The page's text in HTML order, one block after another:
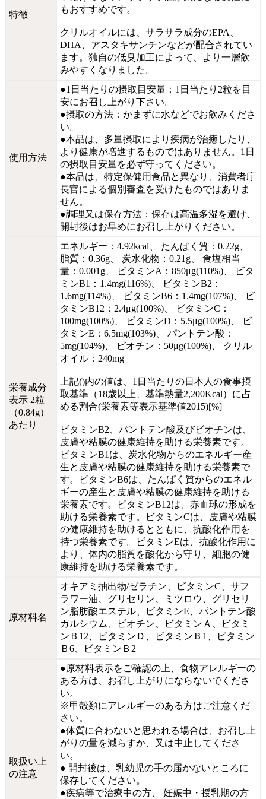
特徴
もおすすめです。
クリルオイルには、サラサラ成分のEPA、
DHA、アスタキサンチンなどが配合されてい
ます。独自の低臭加工によって、より一層飲
みやすくなりました。
使用方法
●1日当たりの摂取目安量：1日当たり2粒を目
安にお召し上がり下さい。
●摂取の方法：かまずに水などでお飲みくださ
い。
●本品は、多量摂取により疾病が治癒したり、
より健康が増進するものではありません。1日
の摂取目安量を必ず守ってください。
●本品は、特定保健用食品と異なり、消費者庁
長官による個別審査を受けたものではありま
せん。
●調理又は保存方法：保存は高温多湿を避け、
開封後はお早めにお召し上がりください。
栄養成分
表示 2粒
（0.84g）
あたり
エネルギー：4.92kcal、 たんぱく質：0.22g、
脂質：0.36g、 炭水化物：0.21g、 食塩相当
量：0.001g、 ビタミンA：850μg(110%)、 ビタ
ミンB1：1.4mg(116%)、 ビタミンB2：
1.6mg(114%)、 ビタミンB6：1.4mg(107%)、 ビ
タミンB12：2.4μg(100%)、 ビタミンC：
100mg(100%)、 ビタミンD：5.5μg(100%)、 ビ
タミンE：6.5mg(103%)、 パントテン酸：
5mg(104%)、 ビオチン：50μg(100%)、 クリル
オイル：240mg
上記()内の値は、1日当たりの日本人の食事摂
取基準（18歳以上、基準熱量2,200Kcal）に占
める割合(栄養素等表示基準値2015)[%]
ビタミンB2、パントテン酸及びビオチンは、
皮膚や粘膜の健康維持を助ける栄養素です。
ビタミンB1は、炭水化物からのエネルギー産
生と皮膚や粘膜の健康維持を助ける栄養素で
す。ビタミンB6は、たんぱく質からのエネル
ギーの産生と皮膚や粘膜の健康維持を助ける
栄養素です。ビタミンB12は、赤血球の形成を
助ける栄養素です。ビタミンCは、皮膚や粘膜
の健康維持を助けるとともに、抗酸化作用を
持つ栄養素です。ビタミンEは、抗酸化作用に
より、体内の脂質を酸化から守り、細胞の健
康維持を助ける栄養素です。
原材料名
オキアミ抽出物/ゼラチン、ビタミンC、サフ
ラワー油、グリセリン、ミツロウ、グリセリ
ン脂肪酸エステル、ビタミンE、パントテン酸
カルシウム、ビオチン、ビタミンＡ、ビタミ
ンＢ12、ビタミンＤ、ビタミンＢ1、ビタミン
Ｂ6、ビタミンＢ2
取扱い上
の注意
●原材料表示をご確認の上、食物アレルギーの
ある方は、お召し上がりにならないでくださ
い。
※甲殻類にアレルギーのある方はご注意くだ
さい。
●体質に合わないと思われる場合は、お召し上
がりの量を減らすか、又は中止してくださ
い。
● 開封後は、乳幼児の手の届かないところに
保存してください。
●疾病等で治療中の方、 妊娠中・授乳期の方